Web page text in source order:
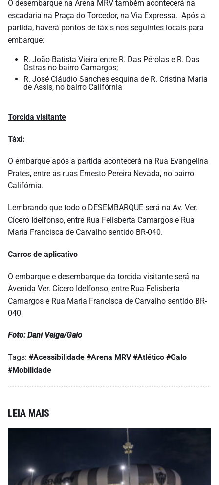
O desembarque na Arena MRV também acontecerá na
escadaria na Praça do Torcedor, na Via Expressa. Após a
partida, haverá pontos de táxis nos seguintes locais para
embarque:
R. João Batista Vieira entre R. Das Pérolas e R. Das
Ostras no bairro Camargos;
R. José Cláudio Sanches esquina de R. Cristina Maria
de Assis, no bairro Califórnia
Torcida visitante
Táxi:
O embarque após a partida acontecerá na Rua Evangelina
Prates, entre as ruas Ernesto Pereira Nevada, no bairro
Califórnia.
Lembrando que todo o DESEMBARQUE será na Av. Ver.
Cícero Idelfonso, entre Rua Felisberta Camargos e Rua
Maria Francisca de Carvalho sentido BR-040.
Carros de aplicativo
O embarque e desembarque da torcida visitante será na
Avenida Ver. Cícero Idelfonso, entre Rua Felisberta
Camargos e Rua Maria Francisca de Carvalho sentido BR-
040.
Foto: Dani Veiga/Galo
Tags: #Acessibilidade #Arena MRV #Atlético #Galo
#Mobilidade
LEIA MAIS